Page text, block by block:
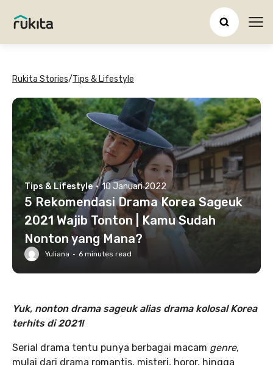
Rukita Stories/Tips & Lifestyle
Tips & Lifestyle · 10 Januari 2022
5 Rekomendasi Drama Korea Sageuk
2021 Wajib Tonton | Kamu Sudah
Nonton yang Mana?
Yuliana · 6 minutes read
Yuk, nonton drama sageuk alias drama kolosal Korea
terhits di 2021!
Serial drama tentu punya berbagai macam genre,
mulai dari drama romantis, misteri, horor, hingga